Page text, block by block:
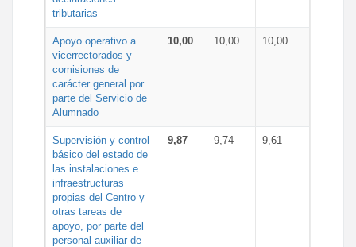
tributarias
Apoyo operativo a
vicerrectorados y
comisiones de
carácter general por
parte del Servicio de
Alumnado
10,00 10,00 10,00
Supervisión y control
básico del estado de
las instalaciones e
infraestructuras
propias del Centro y
otras tareas de
apoyo, por parte del
personal auxiliar de
9,87 9,74 9,61